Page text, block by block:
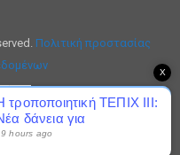
Πολιτική προστασίας
X
τροποποιητική ΤΕΠΙΧ ΙΙΙ:
δάνεια για
επιχειρήσεις
hours ago